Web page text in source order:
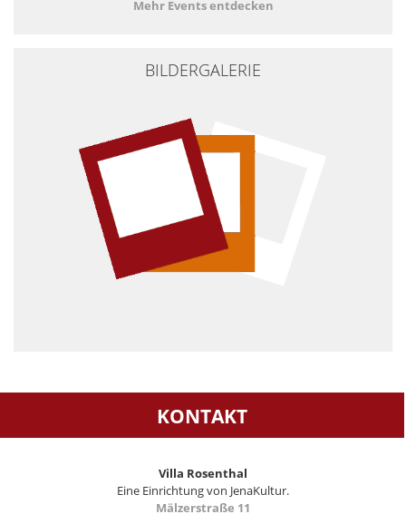
Mehr Events entdecken
BILDERGALERIE
KONTAKT
Villa Rosenthal
Eine Einrichtung von JenaKultur.
Mälzerstraße 11